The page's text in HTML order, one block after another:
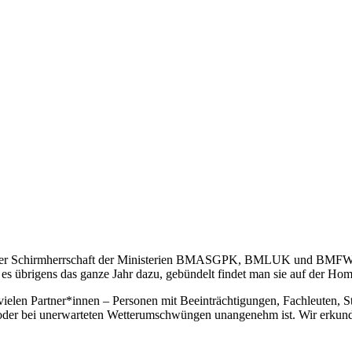
Schirmherrschaft der Ministerien BMASGPK, BMLUK und
übrigens das ganze Jahr dazu, gebündelt findet man sie auf der
Partner*innen – Personen mit Beeinträchtigungen,
bei unerwarteten Wetterumschwüngen unangenehm ist. Wir